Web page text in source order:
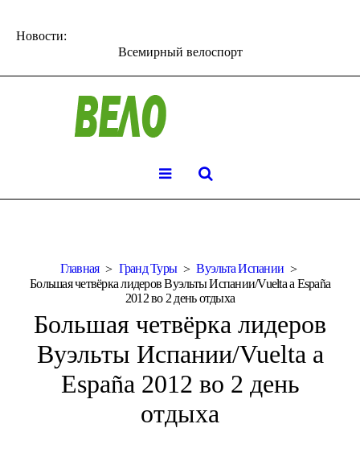
Новости:
Всемирный велоспорт
Главная Гранд Туры
Вуэльта Испании
Большая четвёрка лидеров Вуэльты Испании/Vuelta a España
2012 во 2 день отдыха
Большая четвёрка лидеров
Вуэльты Испании/Vuelta a
España 2012 во 2 день
отдыха